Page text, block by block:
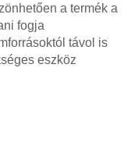
a termék a
fogja
távol is
eszköz